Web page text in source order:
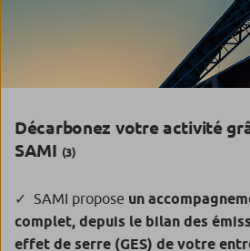
Décarbonez votre activité
SAMI (3)
SAMI propose un
complet, depuis le bilan des
effet de serre (GES) de votre